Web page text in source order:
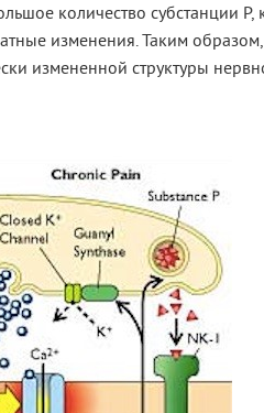
количество субстанции Р,
изменения. Таким
измененной структуры